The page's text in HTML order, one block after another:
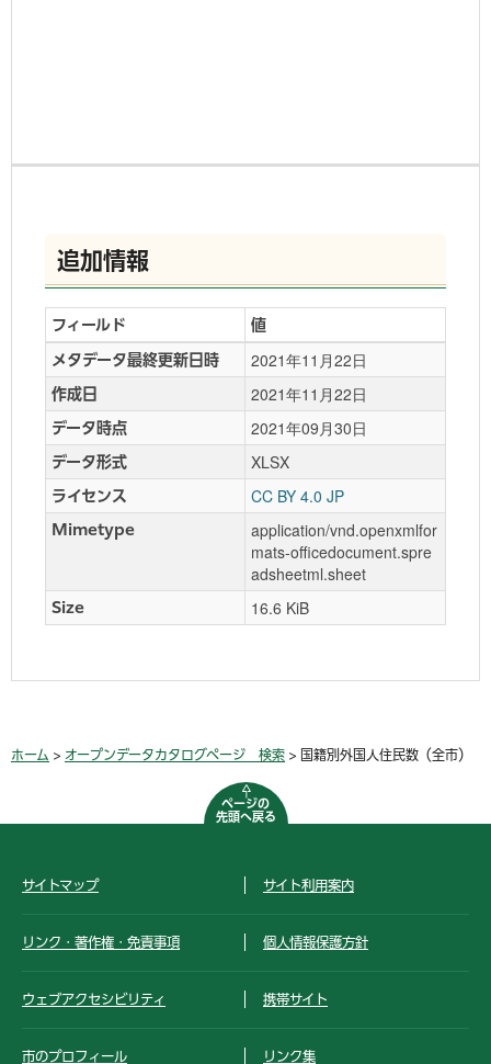
追加情報
フィールド 値
メタデータ最終更新日時 2021年11月22日
作成日 2021年11月22日
データ時点 2021年09月30日
データ形式 XLSX
ライセンス CC BY 4.0 JP
Mimetype
application/vnd.openxmlfor
mats-officedocument.spre
adsheetml.sheet
Size 16.6 KiB
ホーム > オープンデータカタログページ 検索 > 国籍別外国人住民数（全市）
ページの
先頭へ戻る
サイトマップ サイト利用案内
リンク・著作権・免責事項 個人情報保護方針
ウェブアクセシビリティ 携帯サイト
市のプロフィール リンク集